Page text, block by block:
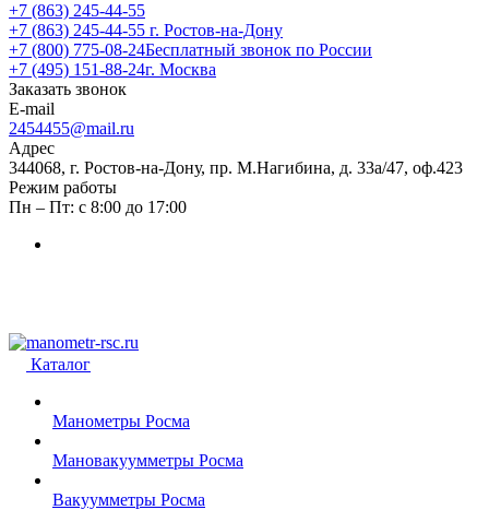
+7 (863) 245-44-55
+7 (863) 245-44-55 г. Ростов-на-Дону
+7 (800) 775-08-24Бесплатный звонок по России
+7 (495) 151-88-24г. Москва
Заказать звонок
E-mail
2454455@mail.ru
Адрес
344068, г. Ростов-на-Дону, пр. М.Нагибина, д. 33а/47, оф.423
Режим работы
Пн – Пт: с 8:00 до 17:00
Каталог
Манометры Росма
Мановакуумметры Росма
Вакуумметры Росма